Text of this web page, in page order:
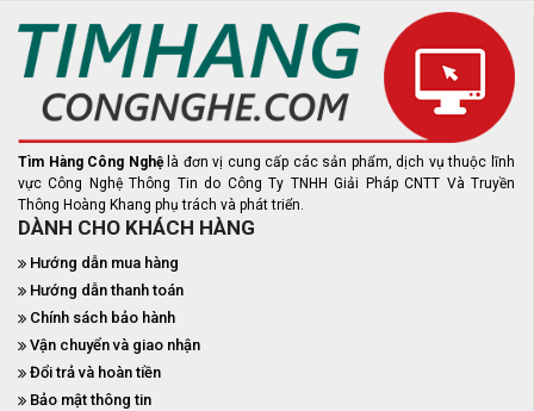
Tìm Hàng Công Nghệ là đơn vị cung cấp các sản phẩm, dịch vụ thuộc lĩnh
vực Công Nghệ Thông Tin do Công Ty TNHH Giải Pháp CNTT Và Truyền
Thông Hoàng Khang phụ trách và phát triển.
DÀNH CHO KHÁCH HÀNG
Hướng dẫn mua hàng
Hướng dẫn thanh toán
Chính sách bảo hành
Vận chuyển và giao nhận
Đổi trả và hoàn tiền
Bảo mật thông tin